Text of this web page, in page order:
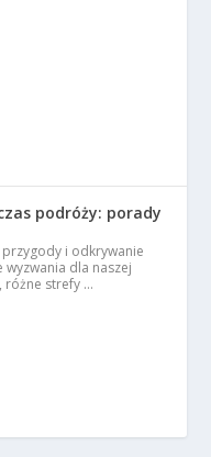
podróży: porady
i odkrywanie
wyzwania dla naszej
różne strefy …